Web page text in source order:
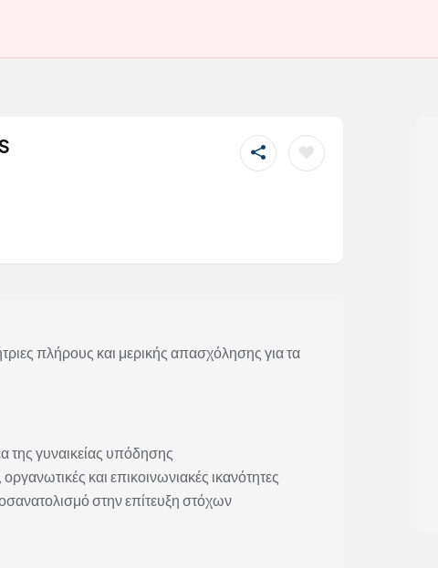
πλήρους και μερικής απασχόλησης για τα
της γυναικείας υπόδησης
και επικοινωνιακές ικανότητες
στην επίτευξη στόχων